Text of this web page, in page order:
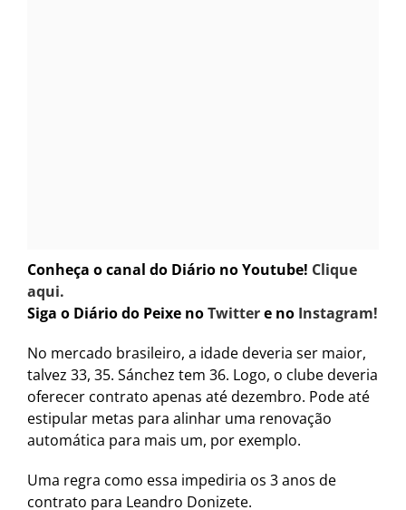
Conheça o canal do Diário no Youtube! Clique
aqui.
Siga o Diário do Peixe noTwittere no Instagram!
No mercado brasileiro, a idade deveria ser maior,
talvez 33, 35. Sánchez tem 36. Logo, o clube deveria
oferecer contrato apenas até dezembro. Pode até
estipular metas para alinhar uma renovação
automática para mais um, por exemplo.
Uma regra como essa impediria os 3 anos de
contrato para Leandro Donizete.